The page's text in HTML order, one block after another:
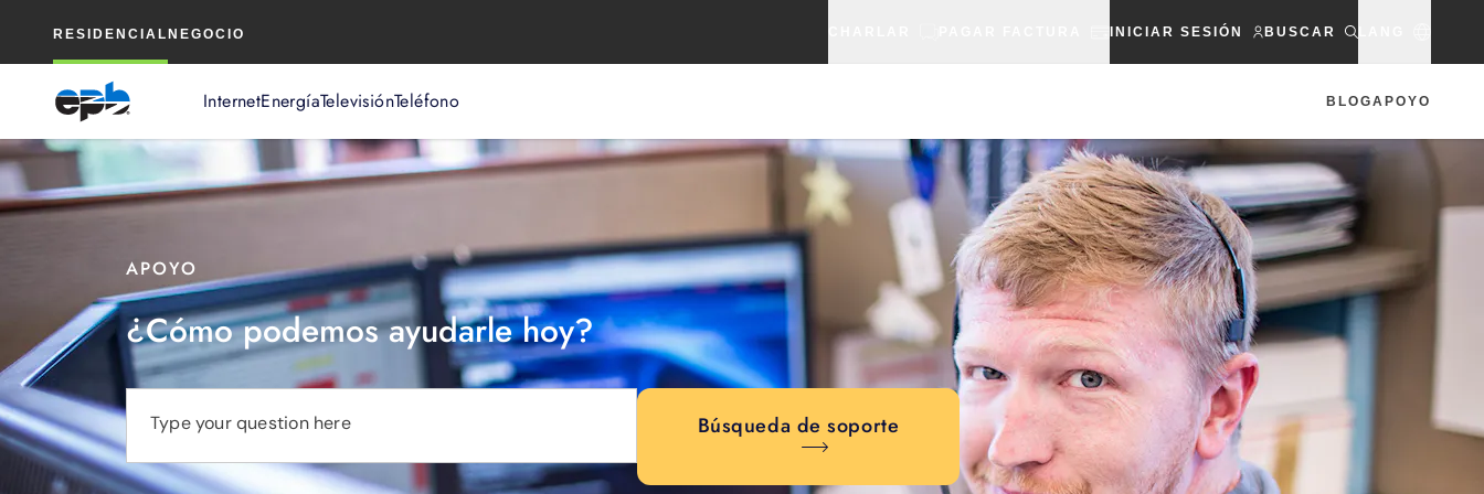
RESIDENCIAL NEGOCIO INICIAR SESIÓN BUSCAR
InternetEnergíaTelevisiónTeléfono BLOGAPOYO
principal
APOYO
¿Cómo podemos ayudarle hoy?
Type your question here Búsqueda de soporte